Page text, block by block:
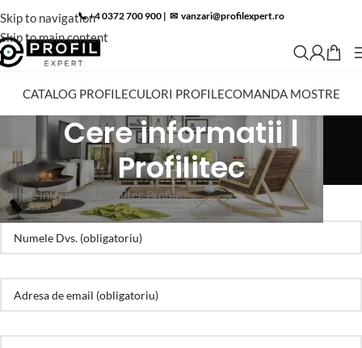
Skip to navigation
Skip to main content
📞 +4 0372 700 900 | ✉︎ vanzari@profilexpert.ro
CATALOG PROFILECULORI PROFILECOMANDA MOSTRE
Cere informatii |
Profilitec
Cerere informatii Profilitec Profile